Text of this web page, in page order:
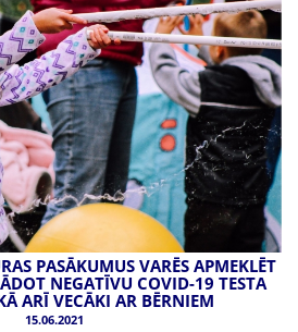
PASĀKUMUS VARĒS APMEKLĒT
NEGATĪVU COVID-19 TESTA
ARĪ VECĀKI AR BĒRNIEM
15.06.2021